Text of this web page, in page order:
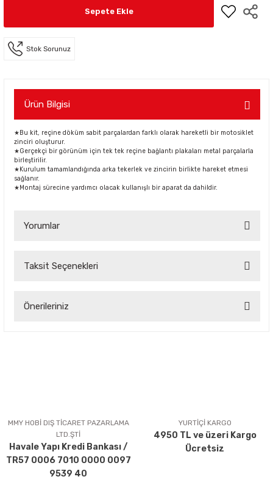
Sepete Ekle
Stok Sorunuz
Ürün Bilgisi
★Bu kit, reçine döküm sabit parçalardan farklı olarak hareketli bir motosiklet
zinciri oluşturur.
★Gerçekçi bir görünüm için tek tek reçine bağlantı plakaları metal parçalarla
birleştirilir.
★Kurulum tamamlandığında arka tekerlek ve zincirin birlikte hareket etmesi
sağlanır.
★Montaj sürecine yardımcı olacak kullanışlı bir aparat da dahildir.
Yorumlar
Taksit Seçenekleri
Önerileriniz
Ürün açıklamasında eksik bilgiler bulunuyor.
Ürün bilgilerinde hatalar bulunuyor.
Ürün fiyatı diğer sitelerden daha pahalı.
Bu ürüne benzer farklı alternatifler olmalı.
MMY HOBİ DIŞ TİCARET PAZARLAMA
LTD.ŞTİ
Havale Yapı Kredi Bankası /
TR57 0006 7010 0000 0097
9539 40
YURTİÇİ KARGO
4950 TL ve üzeri Kargo
Ücretsiz